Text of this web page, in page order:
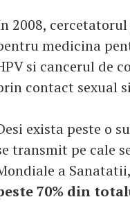
2008,
medicina
si cancerul de
contact sexual
exista peste o
transmit pe cale
a Sanatatii,
70% din